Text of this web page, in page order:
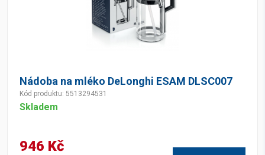
Nádoba na mléko DeLonghi ESAM DLSC007
Kód produktu: 5513294531
Skladem
946 Kč